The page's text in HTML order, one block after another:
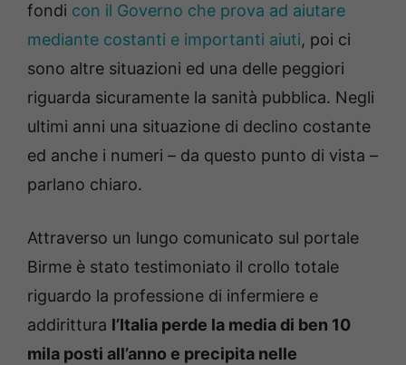
fondi con il Governo che prova ad aiutare
mediante costanti e importanti aiuti, poi ci
sono altre situazioni ed una delle peggiori
riguarda sicuramente la sanità pubblica. Negli
ultimi anni una situazione di declino costante
ed anche i numeri – da questo punto di vista –
parlano chiaro.
Attraverso un lungo comunicato sul portale
Birme è stato testimoniato il crollo totale
riguardo la professione di infermiere e
addirittura l’Italia perde la media di ben 10
mila posti all’anno e precipita nelle